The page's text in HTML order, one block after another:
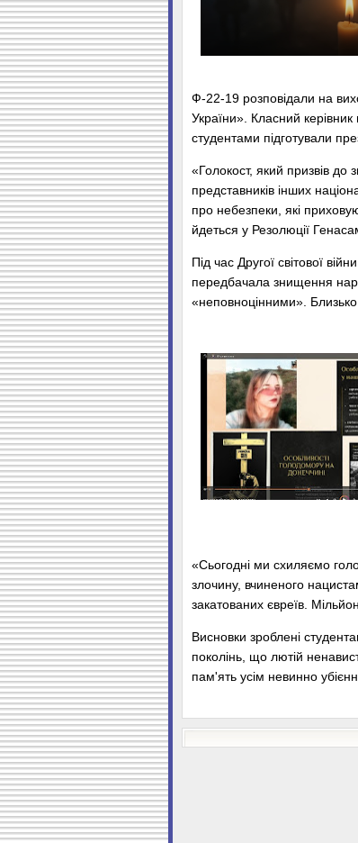
Ф-22-19 розповідали на
України». Класний керівник
студентами підготували
«Голокост, який призвів до
представників інших
про небезпеки, які
йдеться у Резолюції
Під час Другої світової
передбачала знищення
«неповноцінними». Близько
«Сьогодні ми схиляємо
злочину, вчиненого
закатованих євреїв.
Висновки зроблені
поколінь, що лютій
пам'ять усім невинно